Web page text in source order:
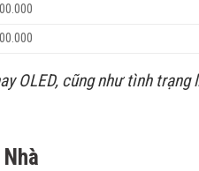
OLED, cũng như tình trạng